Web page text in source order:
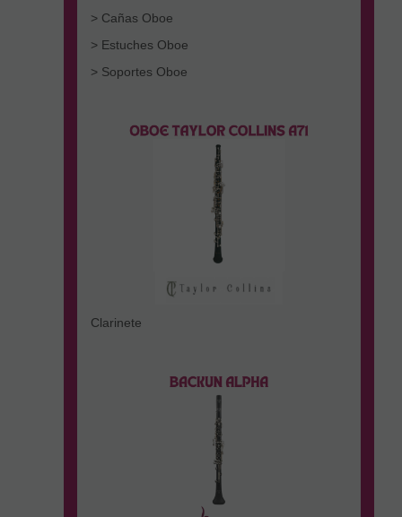
> Cañas Oboe
> Estuches Oboe
> Soportes Oboe
Clarinete